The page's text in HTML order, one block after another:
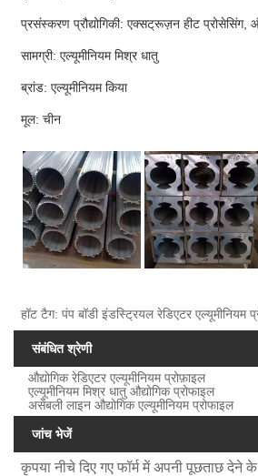
प्रसंस्करण प्रौद्योगिकी: एक्सट्रूज़न हीट प्रोसेसिंग,
सामग्री: एल्यूमीनियम मिश्र धातु
ब्रांड: एल्यूमीनियम किया
मूल: चीन
हॉट टैग: पंप बॉडी इंडस्ट्रियल रेडिएटर एल्यूमीनियम
संबंधित श्रेणी
औद्योगिक रेडिएटर एल्यूमीनियम प्रोफ़ाइल
एल्यूमीनियम मिश्र धातु औद्योगिक प्रोफाइल
असेंबली लाइन औद्योगिक एल्यूमीनियम प्रोफाइल
जांच भेजें
कृपया नीचे दिए गए फॉर्म में अपनी पूछताछ देने